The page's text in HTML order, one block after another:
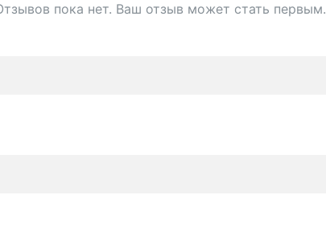
пока нет. Ваш отзыв может стать первым.